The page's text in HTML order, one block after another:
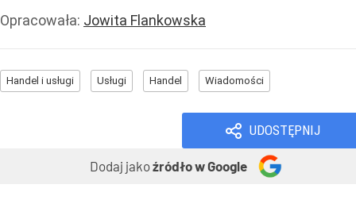
Opracowała: Jowita Flankowska
Handel i usługi Usługi Handel Wiadomości
UDOSTĘPNIJ
Dodaj jakoźródło w Google